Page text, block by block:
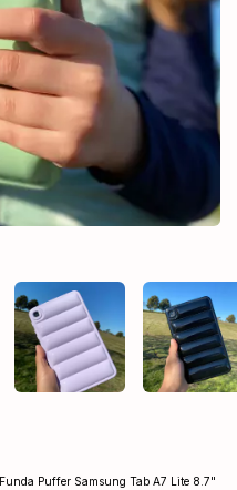
Funda Puffer Samsung Tab A7 Lite 8.7"